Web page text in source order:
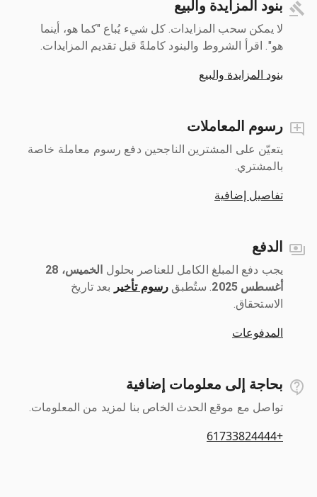
بنود المزايدة والبيع
لا يمكن سحب المزايدات. كل شيء يُباع "كما هو، أينما
هو". اقرأ الشروط والبنود كاملةً قبل تقديم المزايدات.
بنود المزايدة والبيع
رسوم المعاملات
يتعيّن على المشترين الناجحين دفع رسوم معاملة خاصة
بالمشتري.
تفاصيل إضافية
الدفع
يجب دفع المبلغ الكامل للعناصر بحلول ‎
الخميس، 28
أغسطس 2025
رسوم تأخير بعد تاريخ
الاستحقاق.
المدفوعات
بحاجة إلى معلومات إضافية
تواصل مع موقع الحدث الخاص بنا لمزيد من المعلومات.
+61733824444